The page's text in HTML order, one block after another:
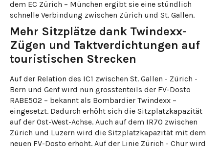
dem EC Zürich – München ergibt sie eine stündlich
schnelle Verbindung zwischen Zürich und St. Gallen.
Mehr Sitzplätze dank Twindexx-
Zügen und Taktverdichtungen auf
touristischen Strecken
Auf der Relation des IC1 zwischen St. Gallen - Zürich -
Bern und Genf wird nun grösstenteils der FV-Dosto
RABE502 – bekannt als Bombardier Twindexx –
eingesetzt. Dadurch erhöht sich die Sitzplatzkapazität
auf der Ost-West-Achse. Auch auf dem IR70 zwischen
Zürich und Luzern wird die Sitzplatzkapazität mit dem
neuen FV-Dosto erhöht. Auf der Linie Zürich - Chur wird